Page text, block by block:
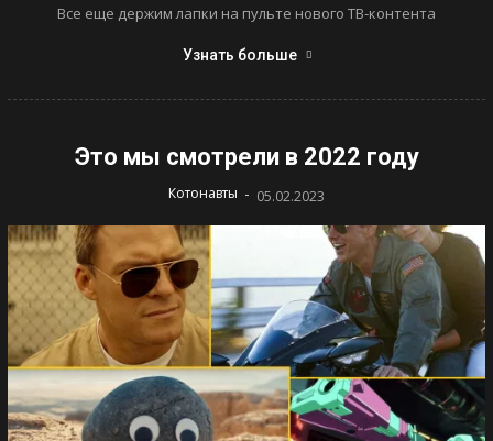
Все еще держим лапки на пульте нового ТВ-контента
Узнать больше
Это мы смотрели в 2022 году
Котонавты - 05.02.2023